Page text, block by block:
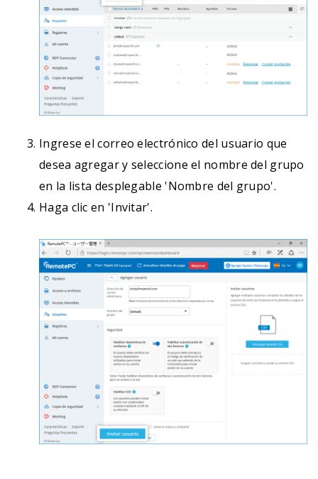
Ingrese el correo electrónico del usuario que
desea agregar y seleccione el nombre del grupo
en la lista desplegable 'Nombre del grupo'.
Haga clic en 'Invitar'.